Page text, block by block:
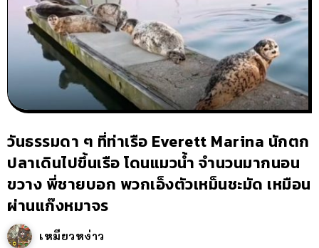
วันธรรมดา ๆ ที่ท่าเรือ Everett Marina นักตก
ปลาเดินไปขึ้นเรือ โดนแมวน้ำ จำนวนมากนอน
ขวาง พี่ชายบอก พวกเอ็งตัวเหม็นชะมัด เหมือน
ผ่านแก๊งหมาจร
เหมียวหง่าว